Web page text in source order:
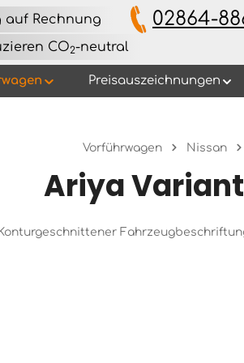
auf Rechnung 02864-
CO2-neutral
Preisauszeichnungen
Vorführwagen Nissan
Ariya